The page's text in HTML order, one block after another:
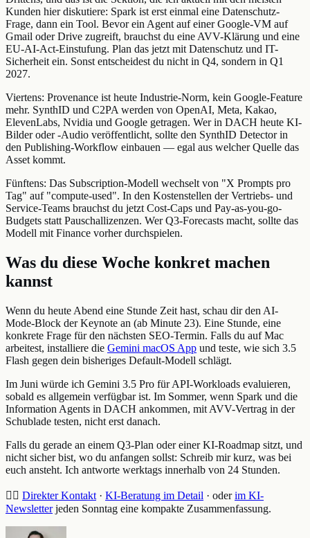
Kunden hier diskutiere: Spark ist erst einmal eine Datenschutz-
Frage, dann ein Tool. Bevor ein Agent auf einer Google-VM auf
Gmail oder Drive zugreift, brauchst du eine AVV-Klärung und eine
EU-AI-Act-Einstufung. Plan das jetzt mit Datenschutz und IT-
Sicherheit ein. Sonst entscheidest du nicht in Q4, sondern in Q1
2027.
Viertens: Provenance ist heute Industrie-Norm, kein Google-Feature
mehr. SynthID und C2PA werden von OpenAI, Meta, Kakao,
ElevenLabs, Nvidia und Google getragen. Wer in DACH heute KI-
Bilder oder -Audio veröffentlicht, sollte den SynthID Detector in
den Publishing-Workflow einbauen — egal aus welcher Quelle das
Asset kommt.
Fünftens: Das Subscription-Modell wechselt von "X Prompts pro
Tag" auf "compute-used". In den Kostenstellen der Vertriebs- und
Service-Teams brauchst du jetzt Cost-Caps und Pay-as-you-go-
Budgets statt Pauschallizenzen. Wer Q3-Forecasts macht, sollte das
Modell mit Finance vorher durchspielen.
Was du diese Woche konkret machen
kannst
Wenn du heute Abend eine Stunde Zeit hast, schau dir den AI-
Mode-Block der Keynote an (ab Minute 23). Eine Stunde, eine
konkrete Frage für den nächsten SEO-Termin. Falls du auf Mac
arbeitest, installiere die Gemini macOS App und teste, wie sich 3.5
Flash gegen dein bisheriges Default-Modell schlägt.
Im Juni würde ich Gemini 3.5 Pro für API-Workloads evaluieren,
sobald es allgemein verfügbar ist. Im Sommer, wenn Spark und die
Information Agents in DACH ankommen, mit AVV-Vertrag in der
Schublade testen, nicht erst danach.
Falls du gerade an einem Q3-Plan oder einer KI-Roadmap sitzt, und
nicht sicher bist, wo du anfangen sollst: Schreib mir kurz, was bei
euch ansteht. Ich antworte werktags innerhalb von 24 Stunden.
👉🏻 Direkter Kontakt · KI-Beratung im Detail · oderim KI-
Newsletterjeden Sonntag eine kompakte Zusammenfassung.